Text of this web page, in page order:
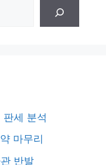
세 분석
마무리
반발